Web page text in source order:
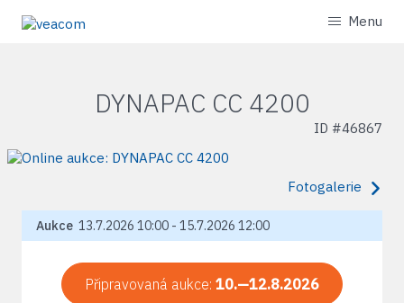
Menu
DYNAPAC CC 4200
ID #46867
Fotogalerie
Aukce 13.7.2026 10:00 - 15.7.2026 12:00
Připravovaná aukce: 10.—12.8.2026